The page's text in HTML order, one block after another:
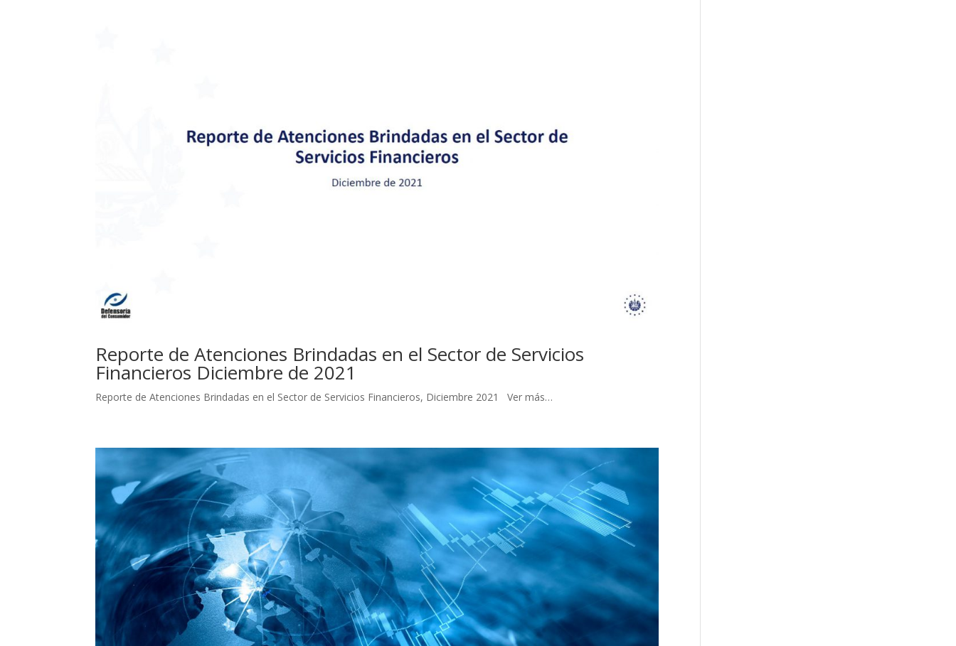
Reporte de Atenciones Brindadas en el Sector de Servicios
Financieros Diciembre de 2021
Reporte de Atenciones Brindadas en el Sector de Servicios Financieros, Diciembre 2021 Ver más…